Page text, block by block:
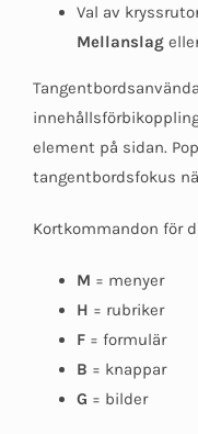
Val av
Mellanslag
element på sidan.
tangentbordsfokus
Kortkommandon för
M = menyer
H = rubriker
F= formulär
B = knappar
G = bilder